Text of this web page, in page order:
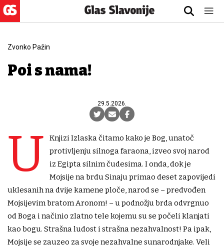
Zvonko Pažin
Pođi s nama!
29.5.2026.
U
Knjizi Izlaska čitamo kako je Bog, unatoč
protivljenju silnoga faraona, izveo svoj narod
iz Egipta silnim čudesima. I onda, dok je
Mojsije na brdu Sinaju primao deset zapovijedi
uklesanih na dvije kamene ploče, narod se – predvođen
Mojsijevim bratom Aronom! – u podnožju brda odvrgnuo
od Boga i načinio zlatno tele kojemu su se počeli klanjati
kao bogu. Strašna ludost i strašna nezahvalnost! Pa ipak,
Mojsije se zauzeo za svoje nezahvalne sunarodnjake. Veli